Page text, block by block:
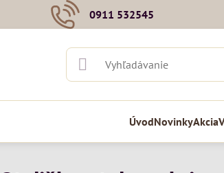
0911 532545
ÚvodNovinkyAkcia